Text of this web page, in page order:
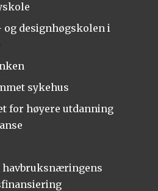
designhøgskolen i
sykehus
for høyere utdanning
havbruksnæringens